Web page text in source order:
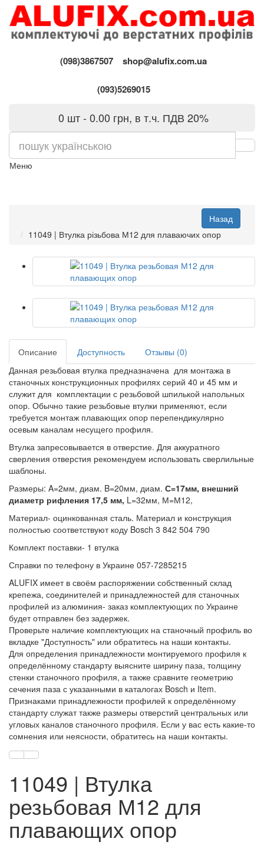
(098)3867507 shop@alufix.com.ua
(093)5269015
0 шт - 0.00 грн, в т.ч. ПДВ 20%
Меню
11049 | Втулка різьбова М12 для плаваючих опор
Описание Доступность
Отзывы (0)
Данная резьбовая втулка предназначена для монтажа в
станочных конструкционных профилях серий 40 и 45 мм и
служит для комплектации с резьбовой шпилькой напольных
опор. Обычно такие резьбовые втулки применяют, если
требуется монтаж плавающих опор перепендикулярно
осевым каналам несущего профиля.
Втулка запресовывается в отверстие. Для аккуратного
сверления отверстия рекомендуем использовать сверлильные
шаблоны.
Размеры: A=2мм, диам. B=20мм, диам. С=17мм, внешний
диаметр рифления 17,5 мм, L=32мм, М=М12,
Материал- оцинкованная сталь. Материал и конструкция
полностью соответствуют коду Bosch 3 842 504 790
Комплект поставки- 1 втулка
Справки по телефону в Украине 057-7285215
ALUFIX имеет в своём распоряжении собственный склад
крепежа, соединителей и принадлежностей для станочных
профилей из алюминия- заказ комплектующих по Украине
будет отправлен без задержек.
Проверьте наличие комплектующих на станочный профиль во
вкладке "Доступность" или обратитесь на наши контакты.
Для определения принадлежности монтируемого профиля к
определённому стандарту выясните ширину паза, толщину
стенки станочного профиля, а также сравните геометрию
сечения паза с указанными в каталогах Bosch и Item.
Признаками принадлежности профилей к определённому
стандарту служат также размеры отверстий центральных или
угловых каналов станочного профиля. Если у вас есть какие-то
сомнения или неясности, обратитесь на наши контакты.
11049 | Втулка
резьбовая М12 для
плавающих опор